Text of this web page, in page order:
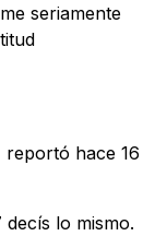
seriamente
reportó hace 16
lo mismo.